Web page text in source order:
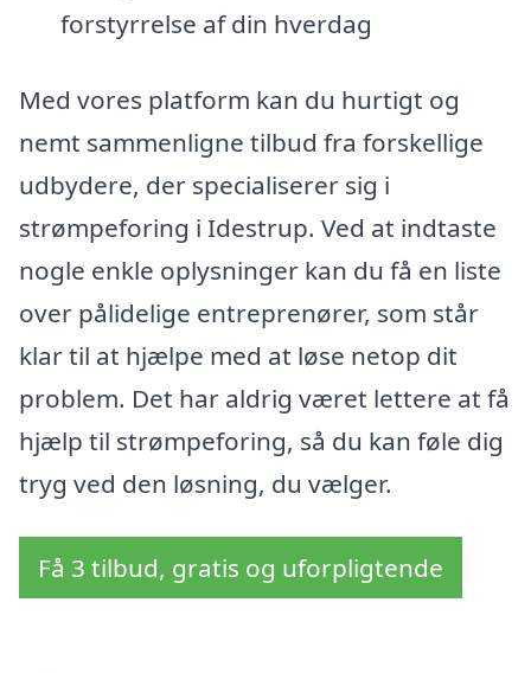
forstyrrelse af din hverdag
Med vores platform kan du hurtigt og
nemt sammenligne tilbud fra forskellige
udbydere, der specialiserer sig i
strømpeforing i Idestrup. Ved at indtaste
nogle enkle oplysninger kan du få en liste
over pålidelige entreprenører, som står
klar til at hjælpe med at løse netop dit
problem. Det har aldrig været lettere at få
hjælp til strømpeforing, så du kan føle dig
tryg ved den løsning, du vælger.
Få 3 tilbud, gratis og uforpligtende